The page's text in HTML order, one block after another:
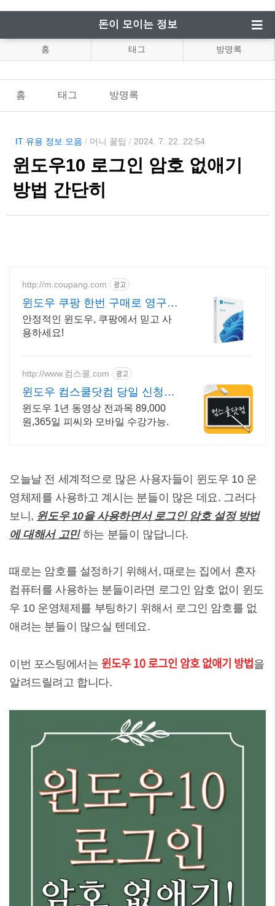
돈이 모이는 정보
홈 태그 방명록
홈 태그 방명록
IT 유용 정보 모음 / 머니 꿀팁 / 2024. 7. 22. 22:54
윈도우10 로그인 암호 없애기
방법 간단히
http://m.coupang.com 광고
윈도우 쿠팡 한번 구매로 영구
사용
안정적인 윈도우, 쿠팡에서 믿고 사
용하세요!
http://www.컴스쿨.com 광고
윈도우 컴스쿨닷컴 당일 신청&
결제시 기프티콘!
윈도우 1년 동영상 전과목 89,000
원,365일 피씨와 모바일 수강가능.
오늘날 전 세계적으로 많은 사용자들이 윈도우 10 운
영체제를 사용하고 계시는 분들이 많은 데요. 그러다
보니, 윈도우 10을 사용하면서 로그인 암호 설정 방법
에 대해서 고민 하는 분들이 많답니다.
때로는 암호를 설정하기 위해서, 때로는 집에서 혼자
컴퓨터를 사용하는 분들이라면 로그인 암호 없이 윈도
우 10 운영체제를 부팅하기 위해서 로그인 암호를 없
애려는 분들이 많으실 텐데요.
이번 포스팅에서는 윈도우 10 로그인 암호 없애기 방법을
알려드릴려고 합니다.